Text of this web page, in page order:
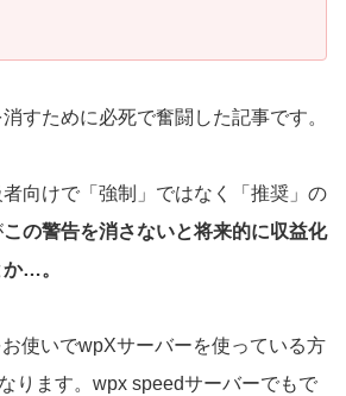
すために必死で奮闘した記事です。
向けで「強制」ではなく「推奨」の
この警告を消さないと将来的に収益化
…。
使いでwpXサーバーを使っている方
ります。wpx speedサーバーでもで